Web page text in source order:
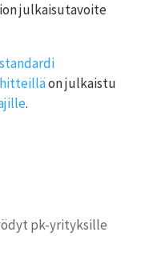
julkaisutavoite
on julkaistu
.
pk-yrityksille